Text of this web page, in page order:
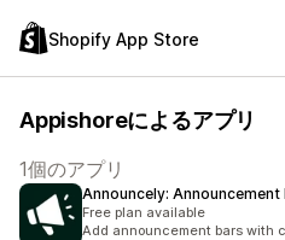
Shopify App Store
Appishoreによるアプリ
1個のアプリ
Announcely: Announcement
Free plan available
Add announcement bars with